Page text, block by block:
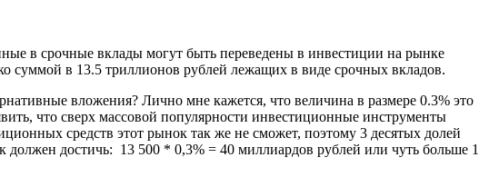
в срочные вклады могут быть переведены в инвестиции на рынке
суммой в 13.5 триллионов рублей лежащих в виде срочных вкладов.
вложения? Лично мне кажется, что величина в размере 0.3% это
что сверх массовой популярности инвестиционные инструменты
средств этот рынок так же не сможет, поэтому 3 десятых долей
достичь: 13 500 * 0,3% = 40 миллиардов рублей или чуть больше 1